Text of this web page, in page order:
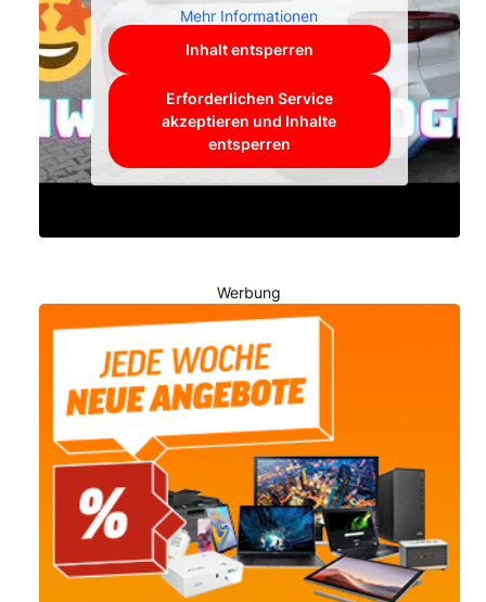
Mehr Informationen
Inhalt entsperren
Erforderlichen Service
akzeptieren und Inhalte
entsperren
Werbung